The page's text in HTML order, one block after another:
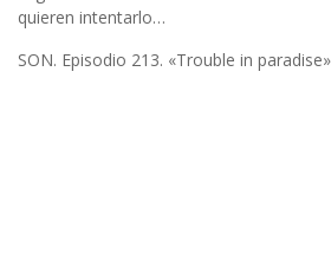
quieren intentarlo…
SON. Episodio 213. «Trouble in paradise»